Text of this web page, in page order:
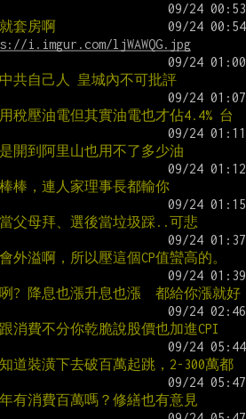
套房啊
i.imgur.com/ljWAWQG.jpg
共自己人 皇城內不可批評
稅壓油電但其實油電也才佔4.4% 台
開到阿里山也用不了多少油
棒，連人家理事長都輸你
父母拜、選後當垃圾踩..可悲
外溢啊，所以壓這個CP值蠻高的。
? 降息也漲升息也漲  都給你漲就好
消費不分你乾脆說股價也加進CPI
道裝潢下去破百萬起跳，2-300萬都
有消費百萬嗎？修繕也有意見